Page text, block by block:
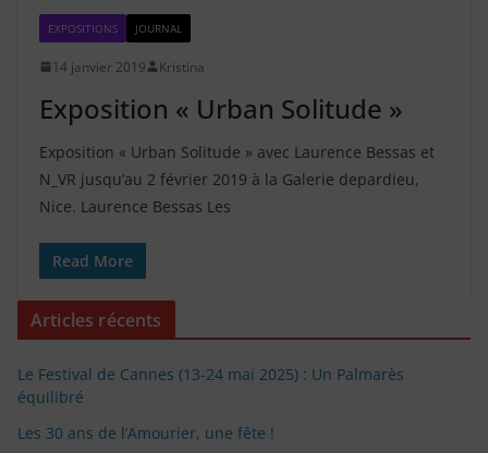
EXPOSITIONS JOURNAL
14 janvier 2019 Kristina
Exposition « Urban Solitude »
Exposition « Urban Solitude » avec Laurence Bessas et
N_VR jusqu’au 2 février 2019 à la Galerie depardieu,
Nice. Laurence Bessas Les
Read More
Articles récents
Le Festival de Cannes (13-24 mai 2025) : Un Palmarès
équilibré
Les 30 ans de l’Amourier, une fête !